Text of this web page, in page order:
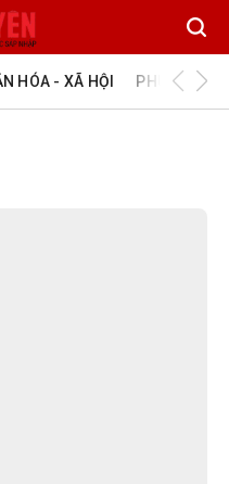
HÓA - XÃ HỘI PHÚ YÊN -